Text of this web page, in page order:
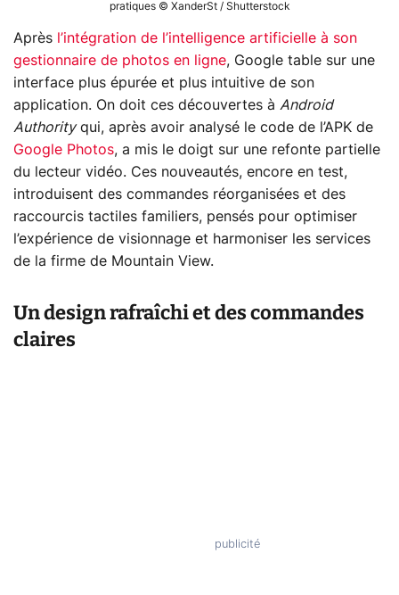
pratiques © XanderSt / Shutterstock
Après l’intégration de l’intelligence artificielle à son
gestionnaire de photos en ligne, Google table sur une
interface plus épurée et plus intuitive de son
application. On doit ces découvertes à Android
Authorityqui, après avoir analysé le code de l’APK de
Google Photos, a mis le doigt sur une refonte partielle
du lecteur vidéo. Ces nouveautés, encore en test,
introduisent des commandes réorganisées et des
raccourcis tactiles familiers, pensés pour optimiser
l’expérience de visionnage et harmoniser les services
de la firme de Mountain View.
Un design rafraîchi et des commandes
claires